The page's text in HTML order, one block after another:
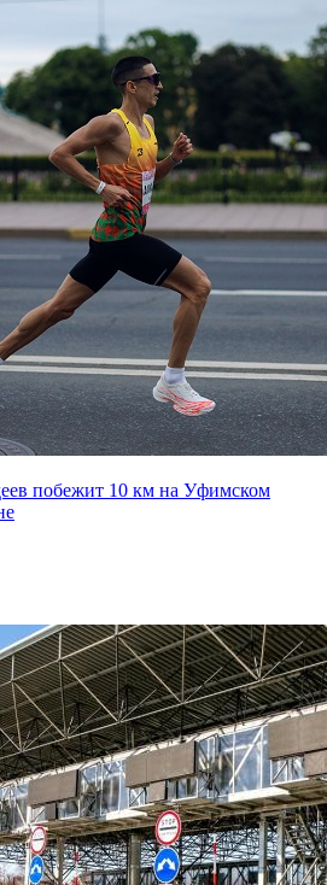
побежит 10 км на Уфимском